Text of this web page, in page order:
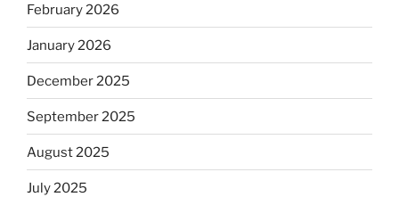
February 2026
January 2026
December 2025
September 2025
August 2025
July 2025